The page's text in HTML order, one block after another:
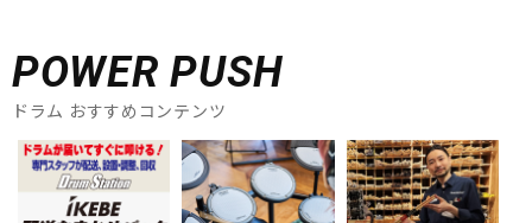
POWER PUSH
ドラム おすすめコンテンツ